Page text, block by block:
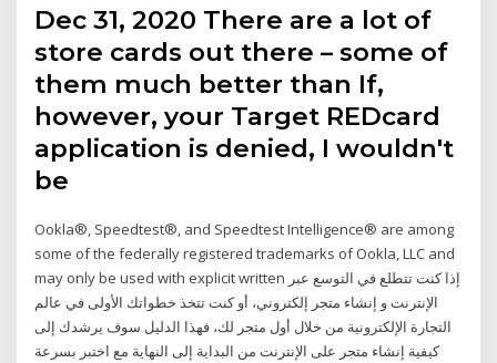
Dec 31, 2020 There are a lot of
store cards out there – some of
them much better than If,
however, your Target REDcard
application is denied, I wouldn't
be
Ookla®, Speedtest®, and Speedtest Intelligence® are among
some of the federally registered trademarks of Ookla, LLC and
may only be used with explicit written إذا كنت تتطلع في التوسع عبر
الإنترنت و إنشاء متجر إلكتروني، أو كنت تتخذ خطواتك الأولى في عالم
التجارة الإلكترونية من خلال أول متجر لك، فهذا الدليل سوف يرشدك إلى
كيفية إنشاء متجر على الإنترنت من البداية إلى النهاية مع اختبر بسرعة